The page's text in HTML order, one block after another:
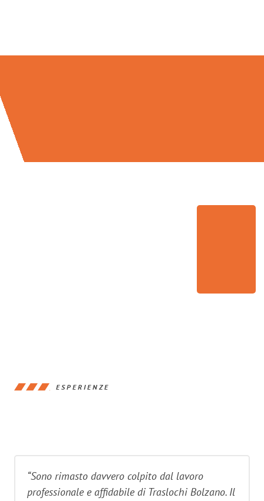
ESPERIENZE
“Sono rimasto davvero colpito dal lavoro
professionale e affidabile di Traslochi Bolzano. Il